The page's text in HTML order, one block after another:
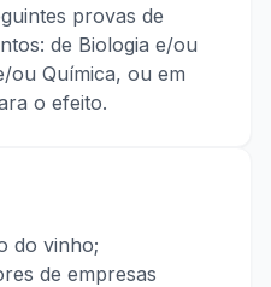
provas de
de Biologia e/ou
ou Química, ou em
o efeito.
do vinho;
de empresas